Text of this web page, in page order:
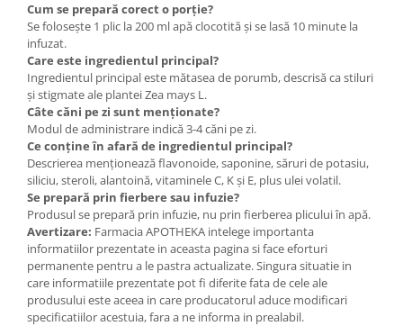
Cum se prepară corect o porție?
Se folosește 1 plic la 200 ml apă clocotită și se lasă 10 minute la
infuzat.
Care este ingredientul principal?
Ingredientul principal este mătasea de porumb, descrisă ca stiluri
și stigmate ale plantei Zea mays L.
Câte căni pe zi sunt menționate?
Modul de administrare indică 3-4 căni pe zi.
Ce conține în afară de ingredientul principal?
Descrierea menționează flavonoide, saponine, săruri de potasiu,
siliciu, steroli, alantoină, vitaminele C, K și E, plus ulei volatil.
Se prepară prin fierbere sau infuzie?
Produsul se prepară prin infuzie, nu prin fierberea plicului în apă.
Avertizare: Farmacia APOTHEKA intelege importanta
informatiilor prezentate in aceasta pagina si face eforturi
permanente pentru a le pastra actualizate. Singura situatie in
care informatiile prezentate pot fi diferite fata de cele ale
produsului este aceea in care producatorul aduce modificari
specificatiilor acestuia, fara a ne informa in prealabil.